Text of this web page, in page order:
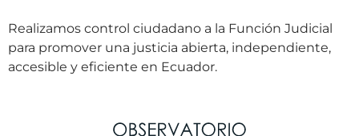
Realizamos control ciudadano a la Función Judicial
para promover una justicia abierta, independiente,
accesible y eficiente en Ecuador.